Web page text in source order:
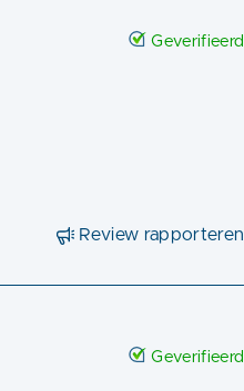
Geverifieerd
Review rapporteren
Geverifieerd